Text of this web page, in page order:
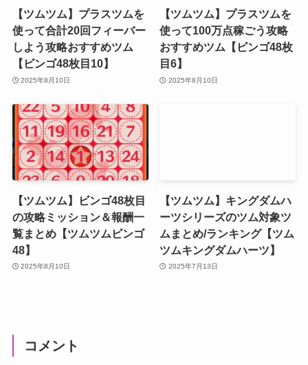
【ツムツム】プラスツムを
使って合計20回フィーバー
しよう攻略おすすめツム
【ビンゴ48枚目10】
2025年8月10日
【ツムツム】プラスツムを
使って100万点稼ごう攻略
おすすめツム【ビンゴ48枚
目6】
2025年8月10日
【ツムツム】ビンゴ48枚目
の攻略ミッション＆報酬一
覧まとめ【ツムツムビンゴ
48】
2025年8月10日
【ツムツム】キングダムハ
ーツシリーズのツム対象ツ
ムまとめ/ランキング【ツム
ツムキングダムハーツ】
2025年7月13日
コメント